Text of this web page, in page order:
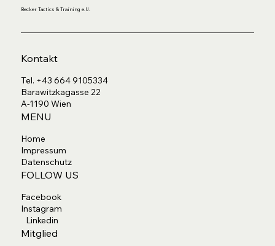
Becker Tactics & Training e.U.
Kontakt
Tel. +43 664 9105334
Barawitzkagasse 22
A-1190 Wien
MENU
Home
Impressum
Datenschutz
FOLLOW US
Facebook
Instagram
Linkedin
Mitglied